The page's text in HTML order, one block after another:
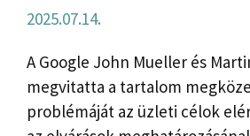
2025.07.14.
A Google John Mueller és
megvitatta a tartalom
problémáját az üzleti célok